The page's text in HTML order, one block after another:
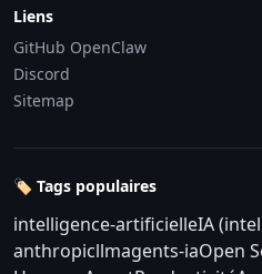
Liens
GitHub OpenClaw
Discord
Sitemap
🏷️ Tags populaires
intelligence-artificielleIA
anthropicllmagents-iaOpen